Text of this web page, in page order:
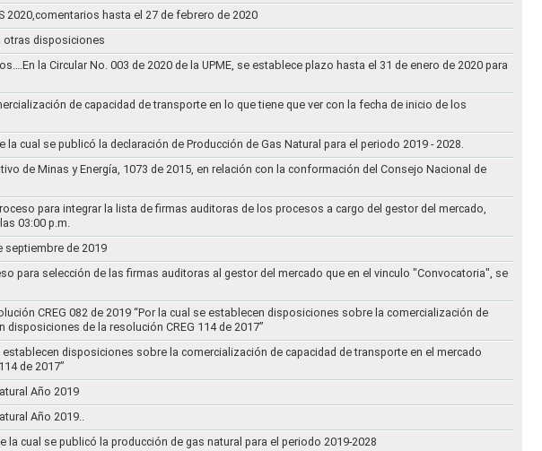
2020,comentarios hasta el 27 de febrero de 2020
otras disposiciones
la Circular No. 003 de 2020 de la UPME, se establece plazo hasta el 31 de enero de 2020 para
de capacidad de transporte en lo que tiene que ver con la fecha de inicio de los
cual se publicó la declaración de Producción de Gas Natural para el periodo 2019 - 2028.
de Minas y Energía, 1073 de 2015, en relación con la conformación del Consejo Nacional de
para integrar la lista de firmas auditoras de los procesos a cargo del gestor del mercado,
03:00 p.m.
septiembre de 2019
para selección de las firmas auditoras al gestor del mercado que en el vinculo "Convocatoria", se
CREG 082 de 2019 “Por la cual se establecen disposiciones sobre la comercialización de
de la resolución CREG 114 de 2017”
disposiciones sobre la comercialización de capacidad de transporte en el mercado
de 2017”
Año 2019
Año 2019..
cual se publicó la producción de gas natural para el periodo 2019-2028